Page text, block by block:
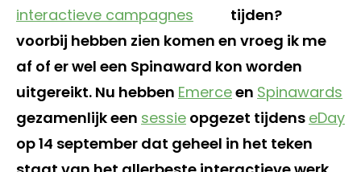
interactieve campagnes
voorbij hebben zien komen en vroeg ik me
af of er wel een Spinaward kon worden
uitgereikt. Nu hebben Emerceen Spinawards
gezamenlijk een sessie opgezet tijdens eDay
op 14 september dat geheel in het teken